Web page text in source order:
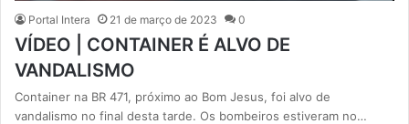
Portal Intera 21 de março de 2023 0
VÍDEO | CONTAINER É ALVO DE
VANDALISMO
Container na BR 471, próximo ao Bom Jesus, foi alvo de
vandalismo no final desta tarde. Os bombeiros estiveram no…